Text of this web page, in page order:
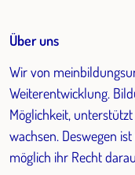
Über uns
Wir von
Weiterentwicklung.
Möglichkeit,
wachsen. Deswegen
möglich ihr Recht